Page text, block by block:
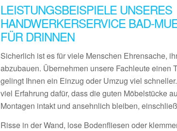
LEISTUNGSBEISPIELE UNSERES
HANDWERKERSERVICE BAD-
FÜR DRINNEN
Sicherlich ist es für viele Menschen Ehrensache,
abzubauen. Übernehmen unsere Fachleute einen
gelingt Ihnen ein Einzug oder Umzug viel
viel Erfahrung dafür, dass die guten Möbelstücke
Montagen intakt und ansehnlich bleiben,
Risse in der Wand, lose Bodenfliesen oder